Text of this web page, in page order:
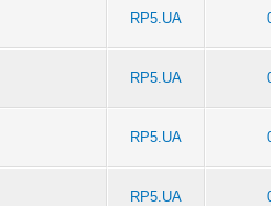
RP5.UA
RP5.UA
RP5.UA
RP5.UA